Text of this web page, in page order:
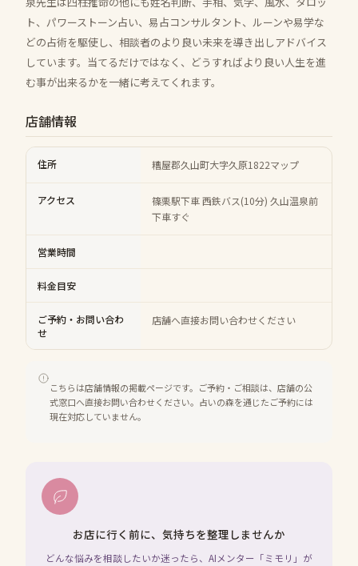
ト、パワーストーン占い、易占コンサルタント、ルーンや易学な
どの占術を駆使し、相談者のより良い未来を導き出しアドバイス
しています。当てるだけではなく、どうすればより良い人生を進
む事が出来るかを一緒に考えてくれます。
店舗情報
住所 糟屋郡久山町大字久原1822マップ
アクセス
篠栗駅下車 西鉄バス(10分) 久山温泉前
下車すぐ
営業時間
料金目安
ご予約・お問い合わ
せ
店舗へ直接お問い合わせください
こちらは店舗情報の掲載ページです。ご予約・ご相談は、店舗の公
式窓口へ直接お問い合わせください。占いの森を通じたご予約には
現在対応していません。
お店に行く前に、気持ちを整理しませんか
どんな悩みを相談したいか迷ったら、AIメンター「ミモリ」が